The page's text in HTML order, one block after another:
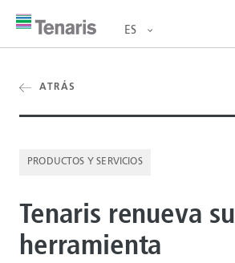
y Servicios
ES
ATRÁS
PRODUCTOS Y SERVICIOS
Tenaris renueva su
herramienta